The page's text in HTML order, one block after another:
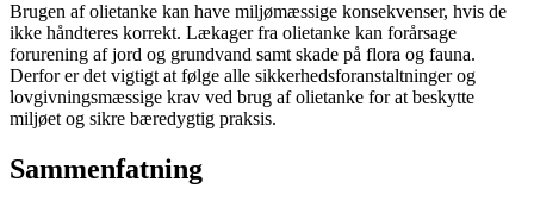
Brugen af olietanke kan have miljømæssige konsekvenser, hvis de
ikke håndteres korrekt. Lækager fra olietanke kan forårsage
forurening af jord og grundvand samt skade på flora og fauna.
Derfor er det vigtigt at følge alle sikkerhedsforanstaltninger og
lovgivningsmæssige krav ved brug af olietanke for at beskytte
miljøet og sikre bæredygtig praksis.
Sammenfatning